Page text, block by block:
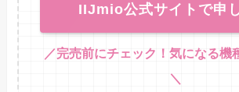
IIJmio公式サイトで申
／完売前にチェック！気になる機
＼